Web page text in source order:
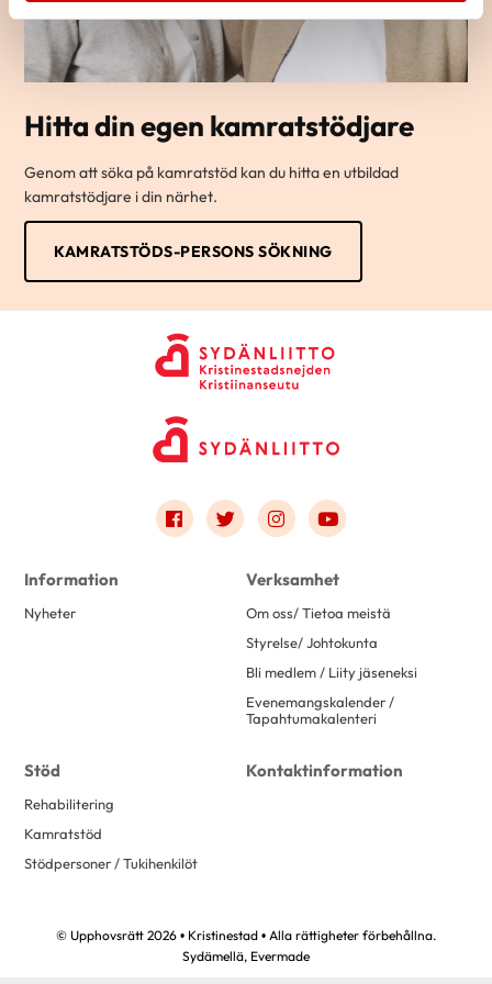
Hitta din egen kamratstödjare
Genom att söka på kamratstöd kan du hitta en utbildad
kamratstödjare i din närhet.
KAMRATSTÖDS-PERSONS SÖKNING
Link to facebook
Link to twitter
Link to instagram
Link to youtube
Information
Nyheter
Verksamhet
Om oss/ Tietoa meistä
Styrelse/ Johtokunta
Bli medlem / Liity jäseneksi
Evenemangskalender /
Tapahtumakalenteri
Stöd
Rehabilitering
Kamratstöd
Stödpersoner / Tukihenkilöt
Kontaktinformation
© Upphovsrätt 2026 • Kristinestad • Alla rättigheter förbehållna.
Sydämellä, Evermade